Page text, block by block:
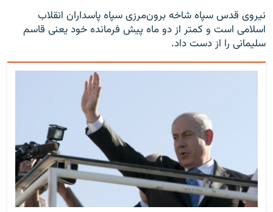
نیروی قدس سپاه شاخه برون‌مرزی سپاه پاسداران انقلاب
اسلامی است و کمتر از دو ماه پیش فرمانده خود یعنی قاسم
سلیمانی را از دست داد.